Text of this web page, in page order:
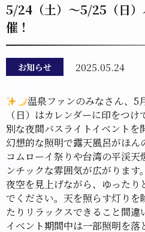
5/24（土）～5/25（日）
催！
お知らせ 2025.05.24
温泉ファンのみなさん、5
（日）はカレンダーに印をつ
別な夜間バスライトイベントを
幻想的な照明で露天風呂がほん
コムローイ祭りや台湾の平渓
ンチックな雰囲気が広がります。
夜空を見上げながら、ゆった
でください。天を照らす灯りを
たりリラックスできること間違
イベント期間中は一部照明を落